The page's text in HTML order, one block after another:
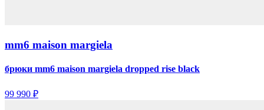
mm6 maison margiela
брюки mm6 maison margiela dropped rise black
99 990 ₽